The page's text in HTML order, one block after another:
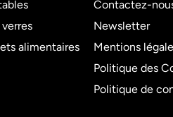
alimentaires
Contactez-
Newsletter
Mentions
Politique des
Politique de